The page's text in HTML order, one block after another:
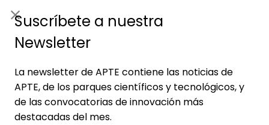
Suscríbete a nuestra
Newsletter
La newsletter de APTE contiene las noticias de
APTE, de los parques científicos y tecnológicos, y
de las convocatorias de innovación más
destacadas del mes.